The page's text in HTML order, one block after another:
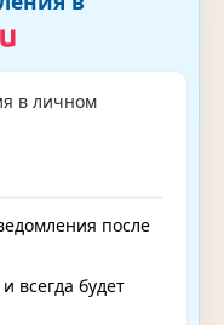
в личном
после
всегда будет